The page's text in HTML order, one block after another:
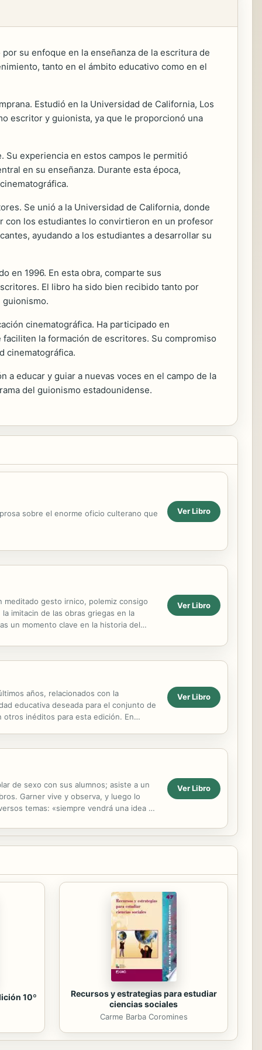
su enfoque en la enseñanza de la escritura de
tanto en el ámbito educativo como en el
Estudió en la Universidad de California, Los
escritor y guionista, ya que le proporcionó una
Su experiencia en estos campos le permitió
en su enseñanza. Durante esta época,
Se unió a la Universidad de California, donde
con los estudiantes lo convirtieron en un profesor
ayudando a los estudiantes a desarrollar su
en 1996. En esta obra, comparte sus
El libro ha sido bien recibido tanto por
guionismo.
cinematográfica. Ha participado en
la formación de escritores. Su compromiso
cinematográfica.
a educar y guiar a nuevas voces en el campo de la
del guionismo estadounidense.
sobre el enorme oficio culterano que Ver Libro
meditado gesto irnico, polemiz consigo
imitacin de las obras griegas en la
un momento clave en la historia del
Ver Libro
años, relacionados con la
educativa deseada para el conjunto de
otros inéditos para esta edición. En
Ver Libro
de sexo con sus alumnos; asiste a un
Garner vive y observa, y luego lo
temas: «siempre vendrá una idea a
Ver Libro
10º
Recursos y estrategias para estudiar
ciencias sociales
Carme Barba Coromines